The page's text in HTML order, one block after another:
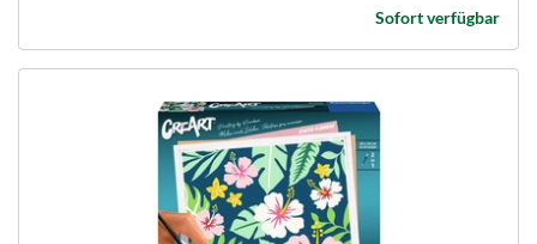
Sofort verfügbar